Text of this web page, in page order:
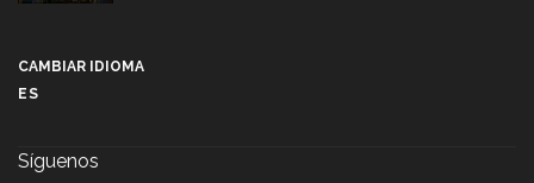
CAMBIAR IDIOMA
ES
Síguenos